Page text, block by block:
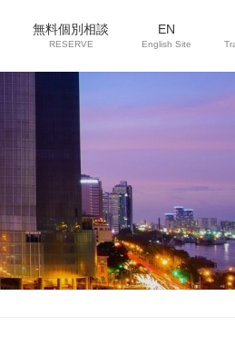
無料個別相談
RESERVE
EN
English Site